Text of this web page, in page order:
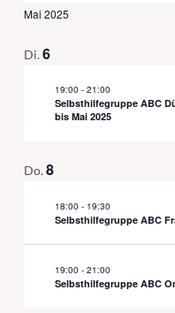
Mai 2025
Di.6
19:00 - 21:00
Selbsthilfegruppe ABC
bis Mai 2025
Do.8
18:00 - 19:30
Selbsthilfegruppe ABC
19:00 - 21:00
Selbsthilfegruppe ABC